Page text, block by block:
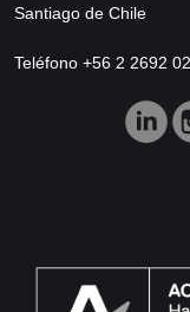
Santiago de Chile
Teléfono +56 2 2692